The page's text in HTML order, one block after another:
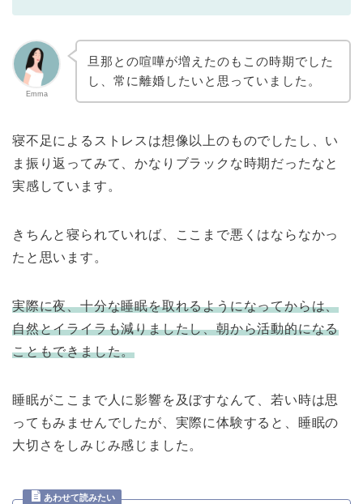
Emma
旦那との喧嘩が増えたのもこの時期でした
し、常に離婚したいと思っていました。
寝不足によるストレスは想像以上のものでしたし、い
ま振り返ってみて、かなりブラックな時期だったなと
実感しています。
きちんと寝られていれば、ここまで悪くはならなかっ
たと思います。
実際に夜、十分な睡眠を取れるようになってからは、
自然とイライラも減りましたし、朝から活動的になる
こともできました。
睡眠がここまで人に影響を及ぼすなんて、若い時は思
ってもみませんでしたが、実際に体験すると、睡眠の
大切さをしみじみ感じました。